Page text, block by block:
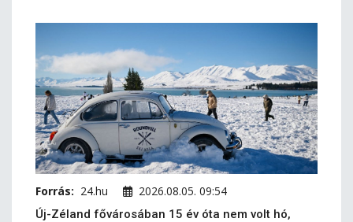
Forrás: 24.hu 2026.08.05. 09:54
Új-Zéland fővárosában 15 év óta nem volt hó,